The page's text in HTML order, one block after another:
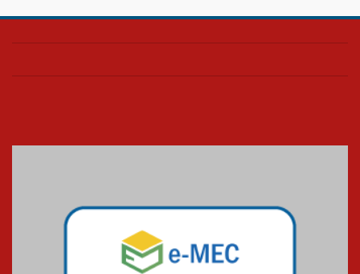
Confira como foi o culto mensal
Mackenzie mobiliza campanha
solidária para apoiar famílias em
Minas Gerais